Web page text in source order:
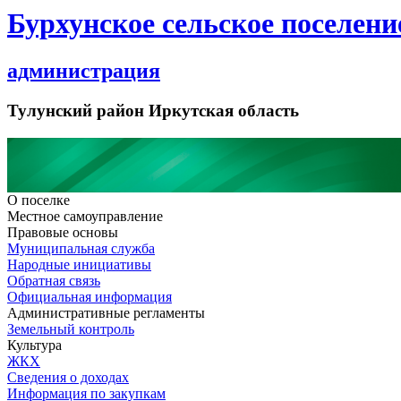
Бурхунское сельское
администрация
Тулунский район Иркутская область
О поселке
Местное самоуправление
Правовые основы
Муниципальная служба
Народные инициативы
Обратная связь
Официальная информация
Административные регламенты
Земельный контроль
Культура
ЖКХ
Сведения о доходах
Информация по закупкам